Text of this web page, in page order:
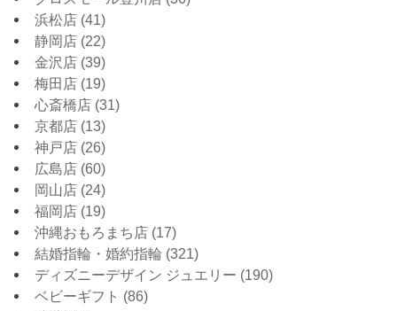
浜松店 (41)
静岡店 (22)
金沢店 (39)
梅田店 (19)
心斎橋店 (31)
京都店 (13)
神戸店 (26)
広島店 (60)
岡山店 (24)
福岡店 (19)
沖縄おもろまち店 (17)
結婚指輪・婚約指輪 (321)
ディズニーデザイン ジュエリー (190)
ベビーギフト (86)